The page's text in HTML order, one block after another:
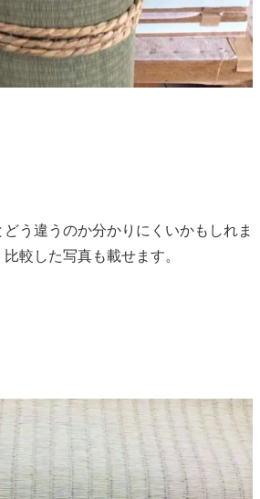
う違うのか分かりにくいかもしれま
較した写真も載せます。